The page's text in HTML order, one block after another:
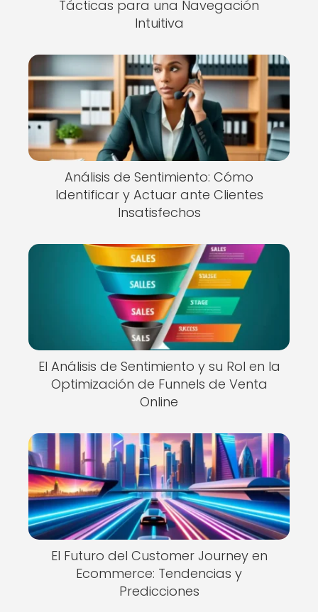
Tácticas para una Navegación
Intuitiva
Análisis de Sentimiento: Cómo
Identificar y Actuar ante Clientes
Insatisfechos
El Análisis de Sentimiento y su Rol en la
Optimización de Funnels de Venta
Online
El Futuro del Customer Journey en
Ecommerce: Tendencias y
Predicciones